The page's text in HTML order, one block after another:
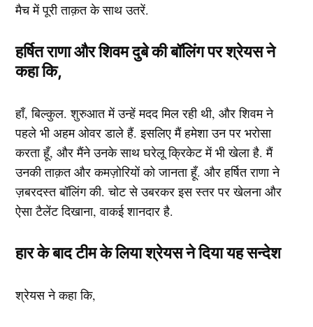
मैच में पूरी ताक़त के साथ उतरें.
हर्षित राणा और शिवम दुबे की बॉलिंग पर श्रेयस ने
कहा कि,
हाँ, बिल्कुल. शुरुआत में उन्हें मदद मिल रही थी, और शिवम ने
पहले भी अहम ओवर डाले हैं. इसलिए मैं हमेशा उन पर भरोसा
करता हूँ, और मैंने उनके साथ घरेलू क्रिकेट में भी खेला है. मैं
उनकी ताक़त और कमज़ोरियों को जानता हूँ. और हर्षित राणा ने
ज़बरदस्त बॉलिंग की. चोट से उबरकर इस स्तर पर खेलना और
ऐसा टैलेंट दिखाना, वाकई शानदार है.
हार के बाद टीम के लिया श्रेयस ने दिया यह सन्देश
श्रेयस ने कहा कि,